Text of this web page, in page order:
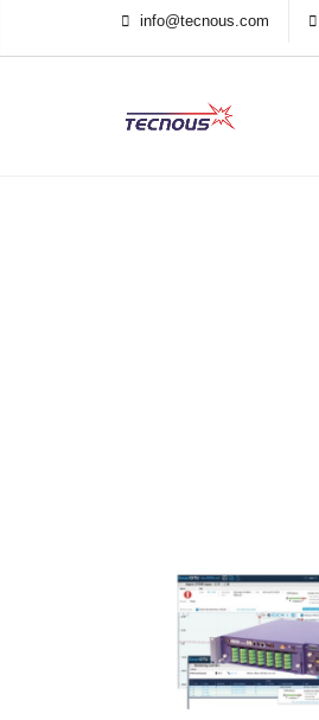
info@tecnous.com